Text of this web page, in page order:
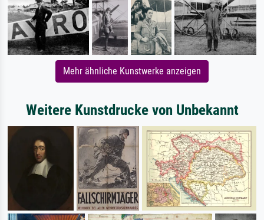
Mehr ähnliche Kunstwerke anzeigen
Weitere Kunstdrucke von Unbekannt